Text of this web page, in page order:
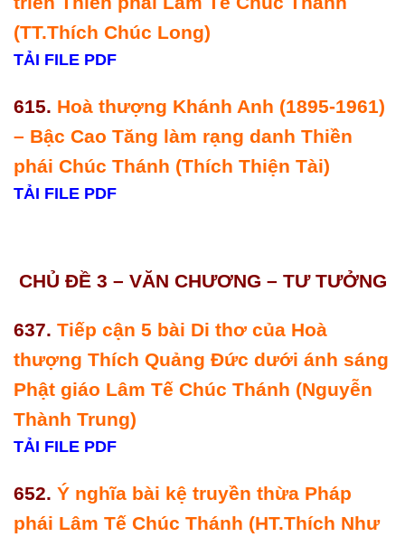
(TT.Thích Chúc Long)
TẢI FILE PDF
615. Hoà thượng Khánh Anh (1895-1961)
– Bậc Cao Tăng làm rạng danh Thiền
phái Chúc Thánh (Thích Thiện Tài)
TẢI FILE PDF
CHỦ ĐỀ 3 – VĂN CHƯƠNG – TƯ TƯỞNG
637. Tiếp cận 5 bài Di thơ của Hoà
thượng Thích Quảng Đức dưới ánh sáng
Phật giáo Lâm Tế Chúc Thánh (Nguyễn
Thành Trung)
TẢI FILE PDF
652. Ý nghĩa bài kệ truyền thừa Pháp
phái Lâm Tế Chúc Thánh (HT.Thích Như